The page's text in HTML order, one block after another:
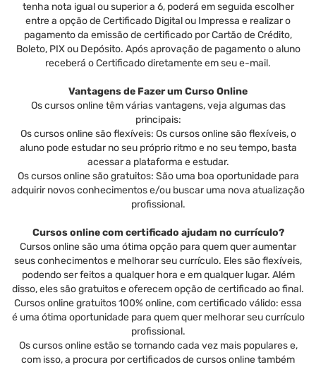
tenha nota igual ou superior a 6, poderá em seguida escolher
entre a opção de Certificado Digital ou Impressa e realizar o
pagamento da emissão de certificado por Cartão de Crédito,
Boleto, PIX ou Depósito. Após aprovação de pagamento o aluno
receberá o Certificado diretamente em seu e-mail.
Vantagens de Fazer um Curso Online
Os cursos online têm várias vantagens, veja algumas das
principais:
Os cursos online são flexíveis: Os cursos online são flexíveis, o
aluno pode estudar no seu próprio ritmo e no seu tempo, basta
acessar a plataforma e estudar.
Os cursos online são gratuitos: São uma boa oportunidade para
adquirir novos conhecimentos e/ou buscar uma nova atualização
profissional.
Cursos online com certificado ajudam no currículo?
Cursos online são uma ótima opção para quem quer aumentar
seus conhecimentos e melhorar seu currículo. Eles são flexíveis,
podendo ser feitos a qualquer hora e em qualquer lugar. Além
disso, eles são gratuitos e oferecem opção de certificado ao final.
Cursos online gratuitos 100% online, com certificado válido: essa
é uma ótima oportunidade para quem quer melhorar seu currículo
profissional.
Os cursos online estão se tornando cada vez mais populares e,
com isso, a procura por certificados de cursos online também